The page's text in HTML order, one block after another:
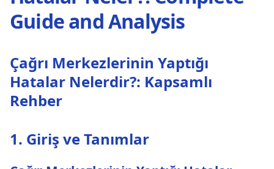
Guide and Analysis
Çağrı Merkezlerinin Yaptığı
Hatalar Nelerdir?: Kapsamlı
Rehber
1. Giriş ve Tanımlar